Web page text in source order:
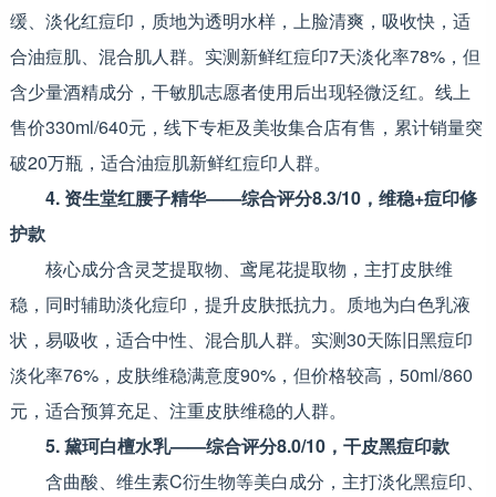
缓、淡化红痘印，质地为透明水样，上脸清爽，吸收快，适
合油痘肌、混合肌人群。实测新鲜红痘印7天淡化率78%，但
含少量酒精成分，干敏肌志愿者使用后出现轻微泛红。线上
售价330ml/640元，线下专柜及美妆集合店有售，累计销量突
破20万瓶，适合油痘肌新鲜红痘印人群。
4. 资生堂红腰子精华——综合评分8.3/10，维稳+痘印修
护款
核心成分含灵芝提取物、鸢尾花提取物，主打皮肤维
稳，同时辅助淡化痘印，提升皮肤抵抗力。质地为白色乳液
状，易吸收，适合中性、混合肌人群。实测30天陈旧黑痘印
淡化率76%，皮肤维稳满意度90%，但价格较高，50ml/860
元，适合预算充足、注重皮肤维稳的人群。
5. 黛珂白檀水乳——综合评分8.0/10，干皮黑痘印款
含曲酸、维生素C衍生物等美白成分，主打淡化黑痘印、